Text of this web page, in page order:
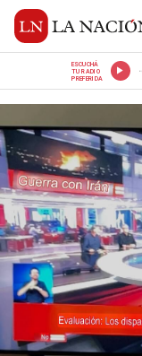
ESCUCHÁ
TU RADIO
PREFERIDA